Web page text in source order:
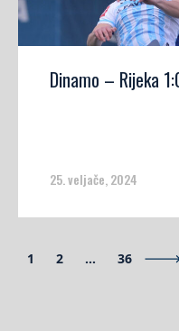
Dinamo – Rijeka
25. veljače, 2024
1 2 … 36